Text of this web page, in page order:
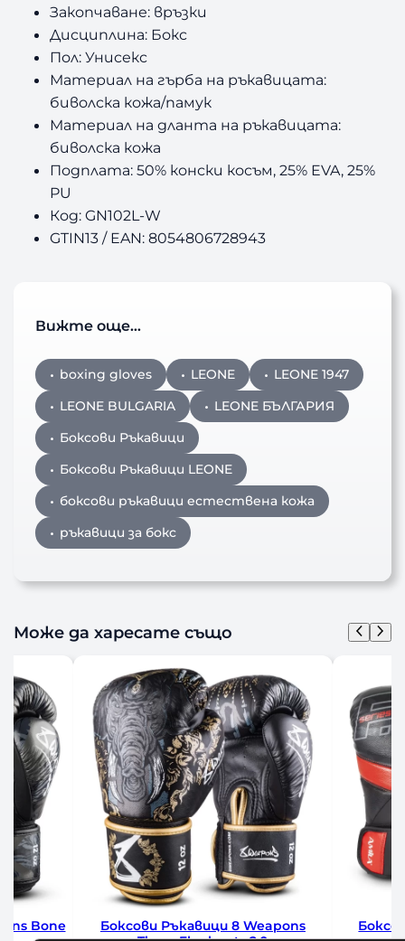
Закопчаване: връзки
Дисциплина: Бокс
Пол: Унисекс
Материал на гърба на ръкавицата:
биволска кожа/памук
Материал на дланта на ръкавицата:
биволска кожа
Подплата: 50% конски косъм, 25% EVA, 25%
PU
Код: GN102L-W
GTIN13 / EAN: 8054806728943
Вижте още…
boxing gloves LEONE
LEONE 1947
LEONE BULGARIA
LEONE БЪЛГАРИЯ
Боксови Ръкавици
Боксови Ръкавици LEONE
боксови ръкавици естествена кожа
ръкавици за бокс
Може да харесате също
Боксови Ръкавици 8 Weapons
Боксови